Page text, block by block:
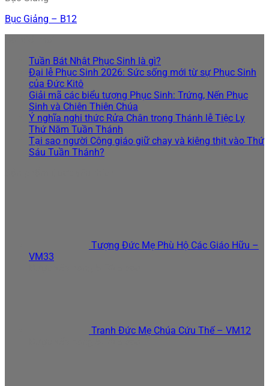
Bục Giảng – B12
Tuần Bát Nhật Phục Sinh là gì?
Đại lễ Phục Sinh 2026: Sức sống mới từ sự Phục Sinh
của Đức Kitô
Giải mã các biểu tượng Phục Sinh: Trứng, Nến Phục
Sinh và Chiên Thiên Chúa
Ý nghĩa nghi thức Rửa Chân trong Thánh lễ Tiệc Ly
Thứ Năm Tuần Thánh
Tại sao người Công giáo giữ chay và kiêng thịt vào Thứ
Sáu Tuần Thánh?
Tượng Đức Mẹ Phù Hộ Các Giáo Hữu –
VM33
Tranh Đức Mẹ Chúa Cứu Thế – VM12